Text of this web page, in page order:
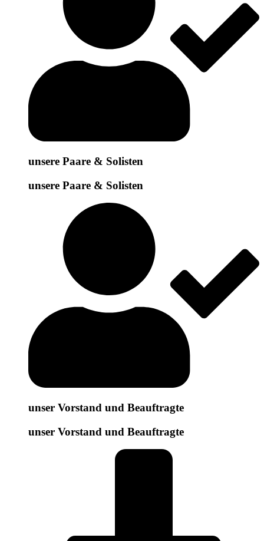
unsere Paare & Solisten
unsere Paare & Solisten
unser Vorstand und Beauftragte
unser Vorstand und Beauftragte